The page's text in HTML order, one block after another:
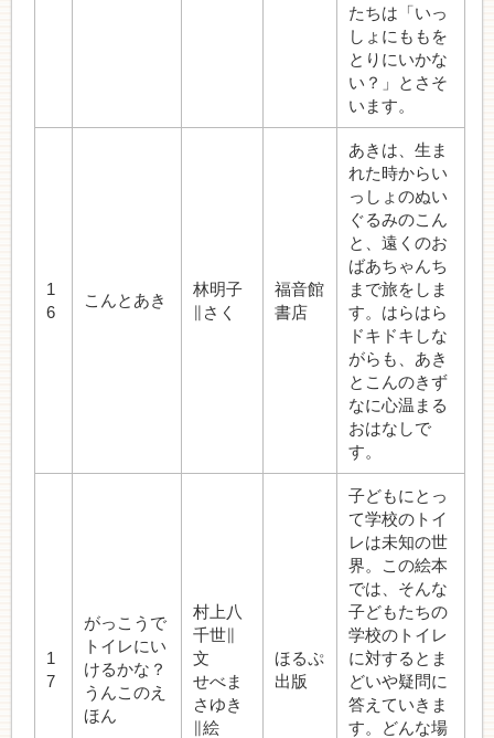
たちは「いっ
しょにももを
とりにいかな
い？」とさそ
います。
1
6
こんとあき
林明子
∥さく
福音館
書店
あきは、生ま
れた時からい
っしょのぬい
ぐるみのこん
と、遠くのお
ばあちゃんち
まで旅をしま
す。はらはら
ドキドキしな
がらも、あき
とこんのきず
なに心温まる
おはなしで
す。
1
7
がっこうで
トイレにい
けるかな？
うんこのえ
ほん
村上八
千世∥
文
せべま
さゆき
∥絵
ほるぷ
出版
子どもにとっ
て学校のトイ
レは未知の世
界。この絵本
では、そんな
子どもたちの
学校のトイレ
に対するとま
どいや疑問に
答えていきま
す。どんな場